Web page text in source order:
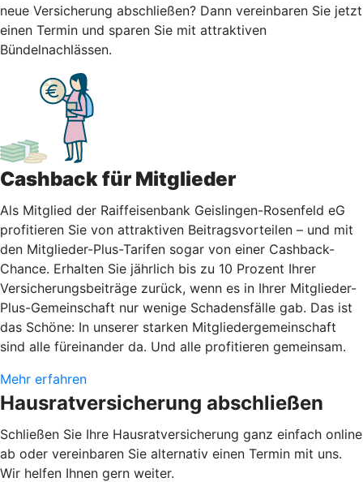
neue Versicherung abschließen? Dann vereinbaren Sie jetzt
einen Termin und sparen Sie mit attraktiven
Bündelnachlässen.
Cashback für Mitglieder
Als Mitglied der Raiffeisenbank Geislingen-Rosenfeld eG
profitieren Sie von attraktiven Beitragsvorteilen – und mit
den Mitglieder-Plus-Tarifen sogar von einer Cashback-
Chance. Erhalten Sie jährlich bis zu 10 Prozent Ihrer
Versicherungsbeiträge zurück, wenn es in Ihrer Mitglieder-
Plus-Gemeinschaft nur wenige Schadensfälle gab. Das ist
das Schöne: In unserer starken Mitgliedergemeinschaft
sind alle füreinander da. Und alle profitieren gemeinsam.
Mehr erfahren
Hausratversicherung abschließen
Schließen Sie Ihre Hausratversicherung ganz einfach online
ab oder vereinbaren Sie alternativ einen Termin mit uns.
Wir helfen Ihnen gern weiter.